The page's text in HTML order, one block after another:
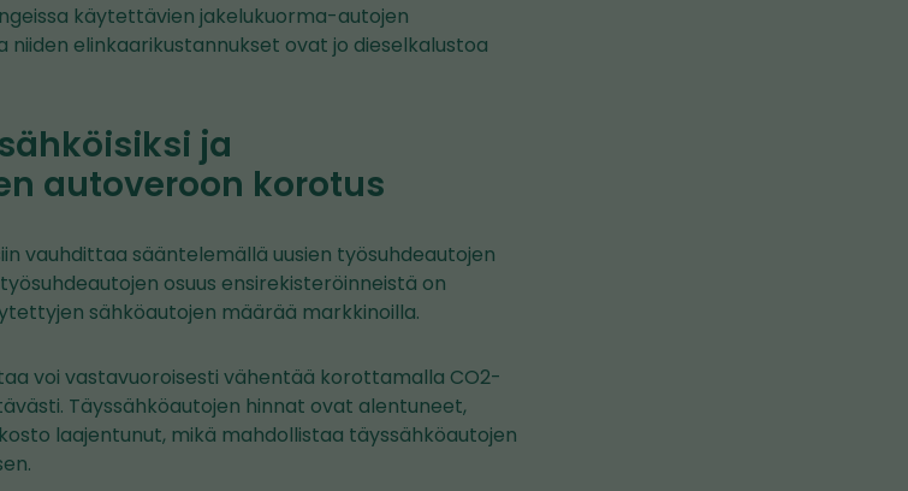
käytettävien jakelukuorma-autojen
niiden elinkaarikustannukset ovat jo dieselkalustoa
ja
autoveroon korotus
vauhdittaa sääntelemällä uusien työsuhdeautojen
osuus ensirekisteröinneistä on
sähköautojen määrää markkinoilla.
voi vastavuoroisesti vähentää korottamalla CO2-
Täyssähköautojen hinnat ovat alentuneet,
laajentunut, mikä mahdollistaa täyssähköautojen